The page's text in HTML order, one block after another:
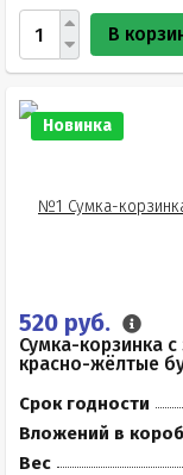
В
Новинка
520 руб.
Сумка-корзинка
красно-жёлтые
Срок годности
Вложений в
Вес